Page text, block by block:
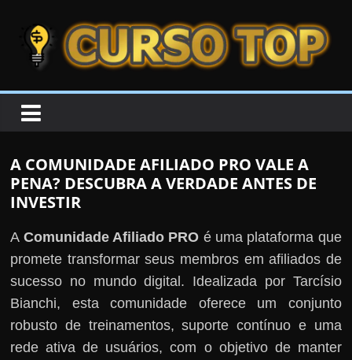
CURSOTOP
s
e
l
o
r
e
s
C
u
A COMUNIDADE AFILIADO PRO VALE A
PENA? DESCUBRA A VERDADE ANTES DE
INVESTIR
A Comunidade Afiliado PRO é uma plataforma que
promete transformar seus membros em afiliados de
sucesso no mundo digital. Idealizada por Tarcísio
Bianchi, esta comunidade oferece um conjunto
robusto de treinamentos, suporte contínuo e uma
rede ativa de usuários, com o objetivo de manter